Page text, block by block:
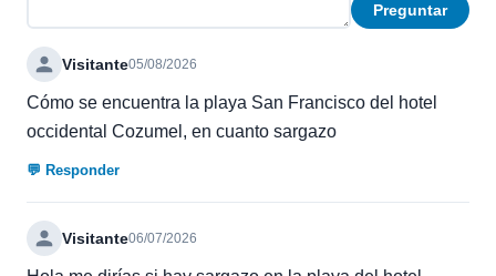
Preguntar
Visitante05/08/2026
Cómo se encuentra la playa San Francisco del hotel
occidental Cozumel, en cuanto sargazo
💬 Responder
Visitante06/07/2026